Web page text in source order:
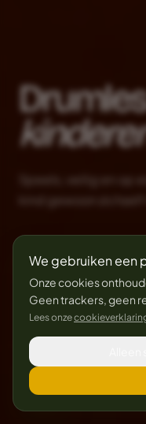
Plan een gratis
We gebruiken een
Onze cookies
Geen trackers, geen
Lees onze